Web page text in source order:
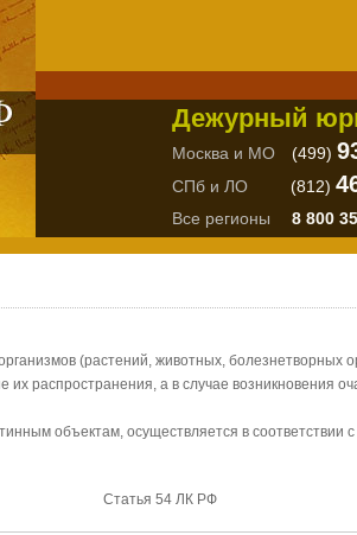
Дежурный
Москва и МО (499)
СПб и ЛО (812)
Все регионы 8 800
(растений, животных, болезнетворных
распространения, а в случае возникновения
объектам, осуществляется в
Статья 54 ЛК РФ